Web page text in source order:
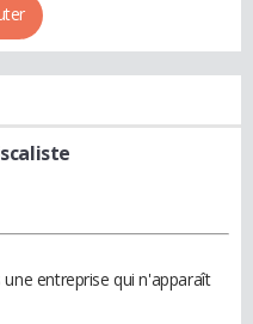
entreprise qui n'apparaît